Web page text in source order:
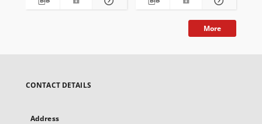
More
CONTACT DETAILS
Address